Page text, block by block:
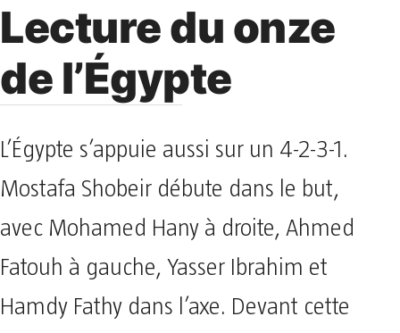
Lecture du onze
de l’Égypte
L’Égypte s’appuie aussi sur un 4-2-3-1.
Mostafa Shobeir débute dans le but,
avec Mohamed Hany à droite, Ahmed
Fatouh à gauche, Yasser Ibrahim et
Hamdy Fathy dans l’axe. Devant cette